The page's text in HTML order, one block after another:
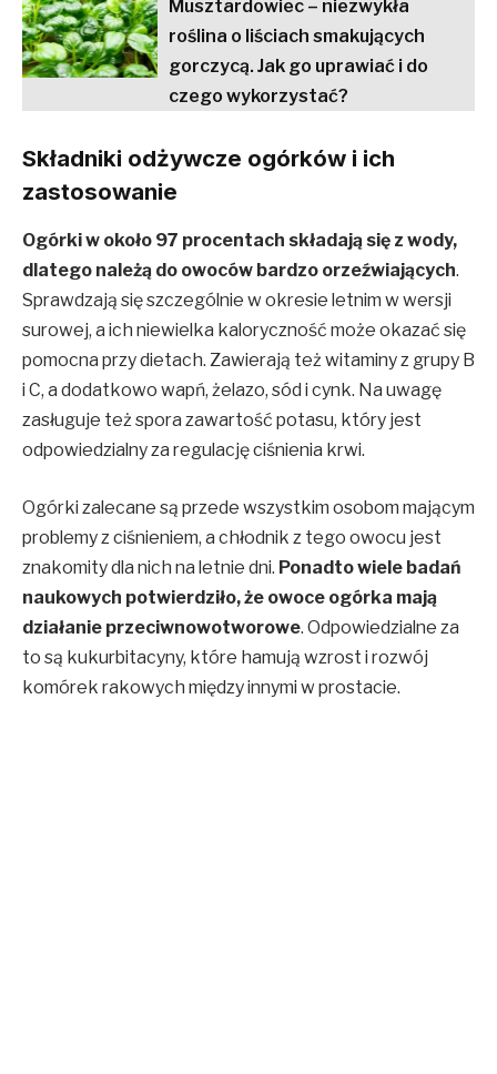
Musztardowiec – niezwykła
roślina o liściach smakujących
gorczycą. Jak go uprawiać i do
czego wykorzystać?
Składniki odżywcze ogórków i ich
zastosowanie
Ogórki w około 97 procentach składają się z wody,
dlatego należą do owoców bardzo orzeźwiających.
Sprawdzają się szczególnie w okresie letnim w wersji
surowej, a ich niewielka kaloryczność może okazać się
pomocna przy dietach. Zawierają też witaminy z grupy B
i C, a dodatkowo wapń, żelazo, sód i cynk. Na uwagę
zasługuje też spora zawartość potasu, który jest
odpowiedzialny za regulację ciśnienia krwi.
Ogórki zalecane są przede wszystkim osobom mającym
problemy z ciśnieniem, a chłodnik z tego owocu jest
znakomity dla nich na letnie dni. Ponadto wiele badań
naukowych potwierdziło, że owoce ogórka mają
działanie przeciwnowotworowe. Odpowiedzialne za
to są kukurbitacyny, które hamują wzrost i rozwój
komórek rakowych między innymi w prostacie.